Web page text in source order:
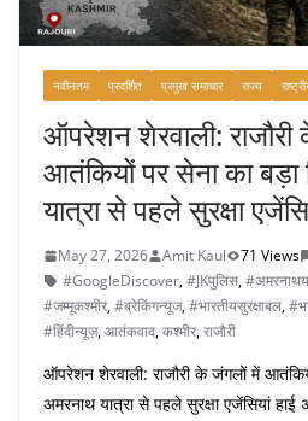
नवीनतम प्रदर्शित प्रमुख समाचार राज्य
ऑपरेशन शेरवाली:
आतंकियों पर सेना का
यात्रा से पहले सुरक्षा
May 27, 2026 Amit Kaul 71 Views
#GoogleDiscover,#JKपुलिस,
#जम्मूकश्मीर,#ब्रेकिंगन्यूज,#भारतीयसुरक्षाबल,
#हिंदीन्यूज़,आतंकवाद,कश्मीर,राजौरी
ऑपरेशन शेरवाली: राजौरी के जंगलों में
अमरनाथ यात्रा से पहले सुरक्षा एजेंसियां हाई